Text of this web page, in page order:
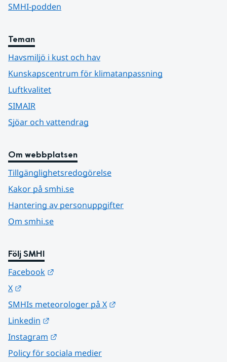
SMHI-podden
Teman
Havsmiljö i kust och hav
Kunskapscentrum för klimatanpassning
Luftkvalitet
SIMAIR
Sjöar och vattendrag
Om webbplatsen
Tillgänglighetsredogörelse
Kakor på smhi.se
Hantering av personuppgifter
Om smhi.se
Följ SMHI
Facebook
X
SMHIs meteorologer på X
Linkedin
Instagram
Policy för sociala medier